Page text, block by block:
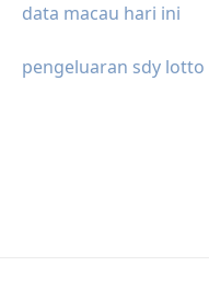
data macau hari ini
pengeluaran sdy lotto